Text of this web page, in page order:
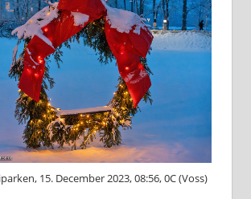
15. December 2023, 08:56, 0C (Voss)